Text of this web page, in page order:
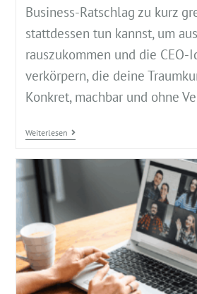
Business-Ratschlag zu kurz
stattdessen tun kannst, um
rauszukommen und die CEO-
verkörpern, die deine
Konkret, machbar und ohne
Weiterlesen